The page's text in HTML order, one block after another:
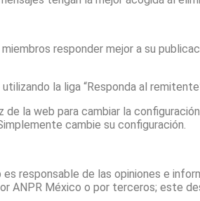
responder mejor a su
la liga “Responda al
la web para cambiar la
cambie su configuración.
es responsable de las opiniones e
ANPR México o por terceros; este